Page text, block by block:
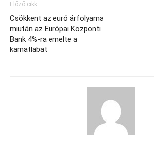
Előző cikk
Csökkent az euró árfolyama
miután az Európai Központi
Bank 4%-ra emelte a
kamatlábat